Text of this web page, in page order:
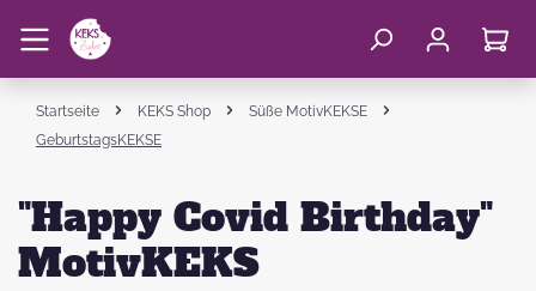
Startseite KEKS Shop
Süße MotivKEKSE
GeburtstagsKEKSE
"Happy Covid Birthday"
MotivKEKS